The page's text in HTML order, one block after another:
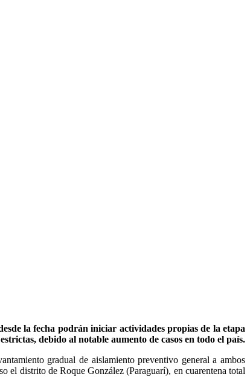
la fecha podrán iniciar actividades propias de la etapa
debido al notable aumento de casos en todo el país.
gradual de aislamiento preventivo general a ambos
el distrito de Roque González (Paraguarí), en cuarentena total